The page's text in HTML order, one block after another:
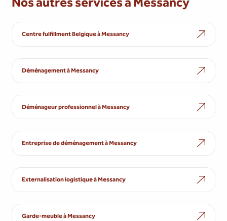
Centre fulfillment Belgique à Messancy
Déménagement à Messancy
Déménageur professionnel à Messancy
Entreprise de déménagement à Messancy
Externalisation logistique à Messancy
Garde-meuble à Messancy